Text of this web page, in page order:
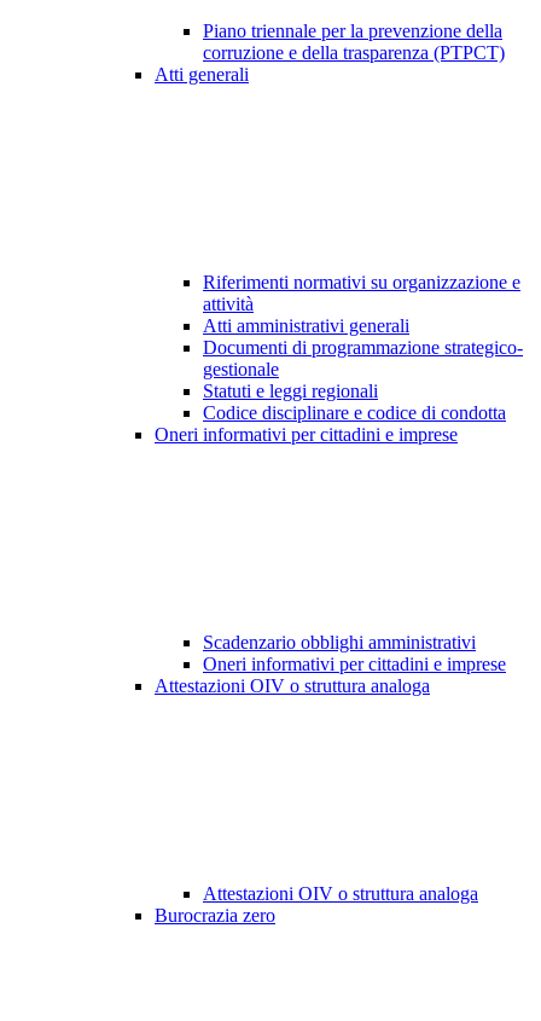
Piano triennale per la prevenzione della
corruzione e della trasparenza (PTPCT)
Atti generali
Riferimenti normativi su organizzazione e
attività
Atti amministrativi generali
Documenti di programmazione strategico-
gestionale
Statuti e leggi regionali
Codice disciplinare e codice di condotta
Oneri informativi per cittadini e imprese
Scadenzario obblighi amministrativi
Oneri informativi per cittadini e imprese
Attestazioni OIV o struttura analoga
Attestazioni OIV o struttura analoga
Burocrazia zero